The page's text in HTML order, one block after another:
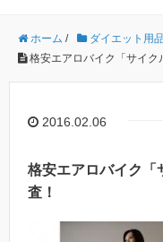
ホーム / ダイエット用
格安エアロバイク「サイク
2016.02.06
格安エアロバイク「
査！